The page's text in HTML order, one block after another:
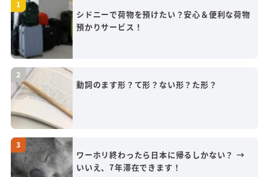
シドニーで荷物を預けたい？安心＆便利な荷物
預かりサービス！
動詞のます形？て形？ない形？た形？
ワーホリ終わったら日本に帰るしかない？ →
いいえ、7年滞在できます！